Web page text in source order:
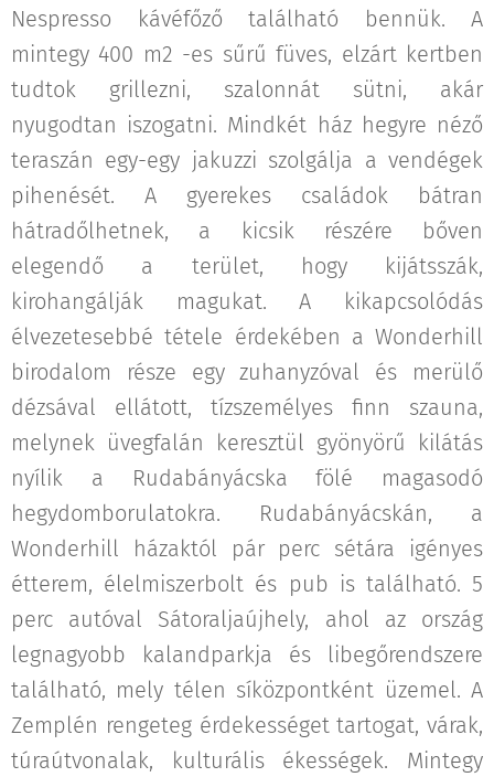
Nespresso kávéfőző található bennük. A
mintegy 400 m2 -es sűrű füves, elzárt kertben
tudtok grillezni, szalonnát sütni, akár
nyugodtan iszogatni. Mindkét ház hegyre néző
teraszán egy-egy jakuzzi szolgálja a vendégek
pihenését. A gyerekes családok bátran
hátradőlhetnek, a kicsik részére bőven
elegendő a terület, hogy kijátsszák,
kirohangálják magukat. A kikapcsolódás
élvezetesebbé tétele érdekében a Wonderhill
birodalom része egy zuhanyzóval és merülő
dézsával ellátott, tízszemélyes finn szauna,
melynek üvegfalán keresztül gyönyörű kilátás
nyílik a Rudabányácska fölé magasodó
hegydomborulatokra. Rudabányácskán, a
Wonderhill házaktól pár perc sétára igényes
étterem, élelmiszerbolt és pub is található. 5
perc autóval Sátoraljaújhely, ahol az ország
legnagyobb kalandparkja és libegőrendszere
található, mely télen síközpontként üzemel. A
Zemplén rengeteg érdekességet tartogat, várak,
túraútvonalak, kulturális ékességek. Mintegy